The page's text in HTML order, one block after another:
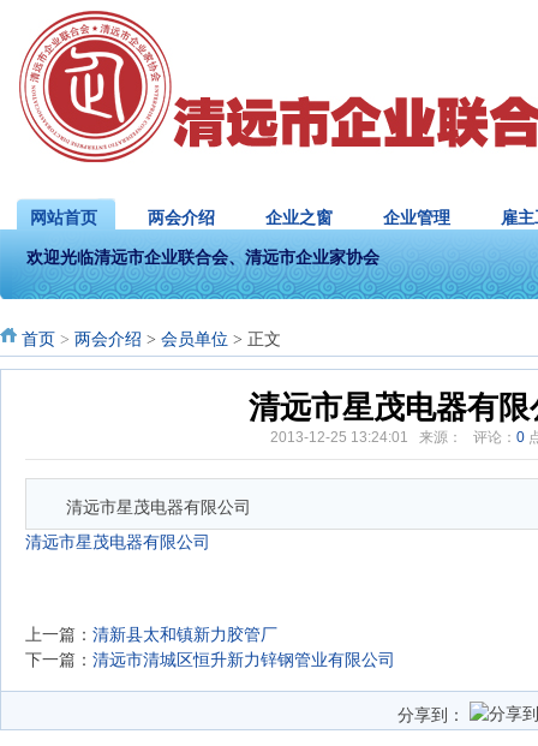
网站首页 两会介绍 企业之窗 企业管理 雇
欢迎光临清远市企业联合会、清远市企业家协会
首页 > 两会介绍 > 会员单位 > 正文
清远市星茂电器有限
2013-12-25 13:24:01 来源： 评论： 0
清远市星茂电器有限公司
清远市星茂电器有限公司
上一篇： 清新县太和镇新力胶管厂
下一篇： 清远市清城区恒升新力锌钢管业有限公司
分享到：